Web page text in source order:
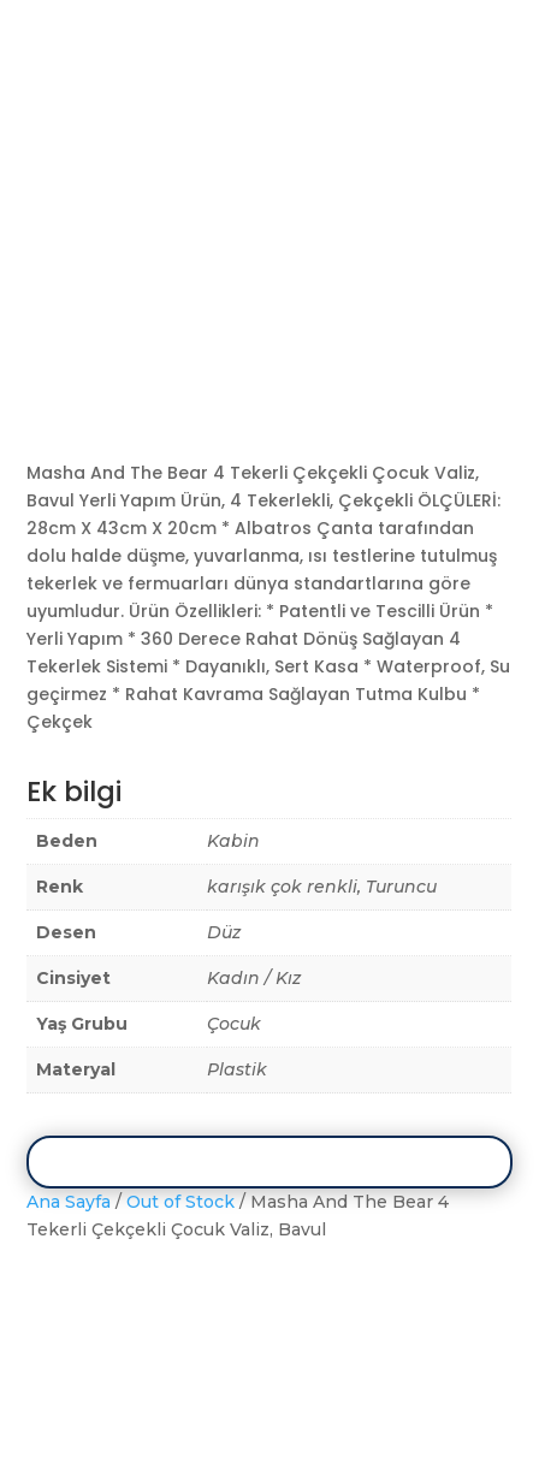
Masha And The Bear 4 Tekerli Çekçekli Çocuk Valiz,
Bavul Yerli Yapım Ürün, 4 Tekerlekli, Çekçekli ÖLÇÜLERİ:
28cm X 43cm X 20cm * Albatros Çanta tarafından
dolu halde düşme, yuvarlanma, ısı testlerine tutulmuş
tekerlek ve fermuarları dünya standartlarına göre
uyumludur. Ürün Özellikleri: * Patentli ve Tescilli Ürün *
Yerli Yapım * 360 Derece Rahat Dönüş Sağlayan 4
Tekerlek Sistemi * Dayanıklı, Sert Kasa * Waterproof, Su
geçirmez * Rahat Kavrama Sağlayan Tutma Kulbu *
Çekçek
Ek bilgi
Beden Kabin
Renk karışık çok renkli, Turuncu
Desen Düz
Cinsiyet Kadın / Kız
Yaş Grubu Çocuk
Materyal Plastik
Ana Sayfa /Out of Stock / Masha And The Bear 4
Tekerli Çekçekli Çocuk Valiz, Bavul